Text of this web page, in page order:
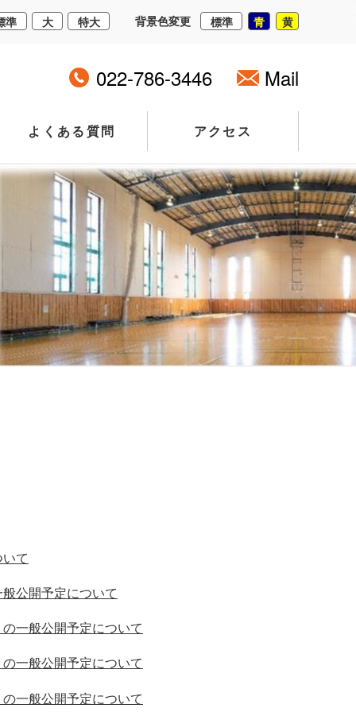
背景色変更 標準 青 黄
準 大 特大
022-786-3446 Mail
よくある質問 アクセス
て
公開予定について
一般公開予定について
一般公開予定について
一般公開予定について